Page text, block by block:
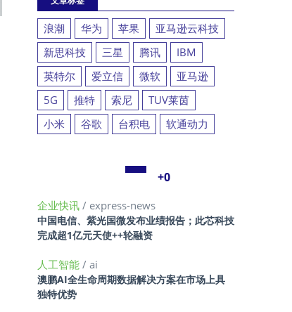
浪潮 华为 苹果
亚马逊云科技
新思科技
三星 腾讯
IBM
英特尔
爱立信 微软
亚马逊
5G
推特 索尼
TUV莱茵
小米
谷歌 台积电 软通动力
+0
企业快讯 / express-news
中国电信、紫光国微发布业绩报告；此芯科技
完成超1亿元天使++轮融资
人工智能 / ai
澳鹏AI全生命周期数据解决方案在市场上具
独特优势